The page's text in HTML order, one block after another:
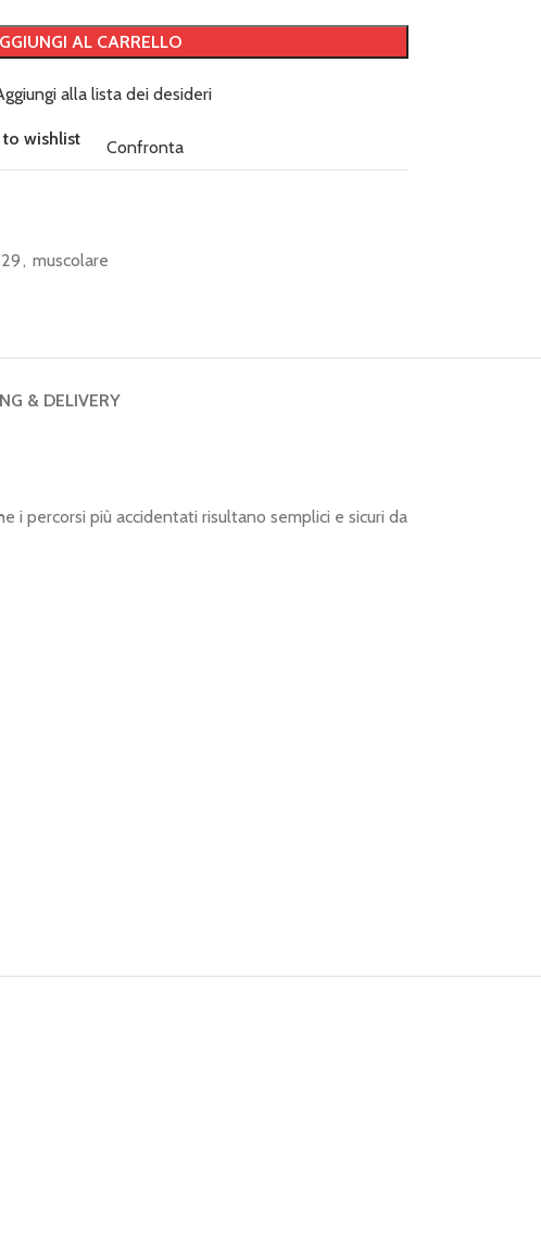
AL CARRELLO
alla lista dei desideri
wishlist Confronta
, muscolare
& DELIVERY
i percorsi più accidentati risultano semplici e sicuri da